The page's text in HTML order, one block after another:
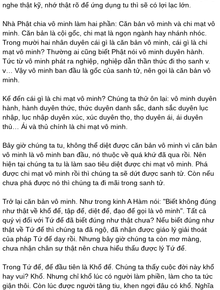
nghe thật kỹ, nhớ thật rõ để ứng dụng tu thì sẽ có lợi lạc lớn.
Nhà Phật chia vô minh làm hai phần: Căn bản vô minh và chi mạt vô
minh. Căn bản là cội gốc, chi mạt là ngọn ngành hay nhánh nhóc.
Trong mười hai nhân duyên cái gì là căn bản vô minh, cái gì là chi
mạt vô minh? Thường ai cũng biết Phật nói vô minh duyên hành.
Tức từ vô minh phát ra nghiệp, nghiệp dẫn thần thức đi thọ sanh v.
v… Vậy vô minh ban đầu là gốc của sanh tử, nên gọi là căn bản vô
minh.
Kế đến cái gì là chi mạt vô minh? Chúng ta thử ôn lại: vô minh duyên
hành, hành duyên thức, thức duyên danh sắc, danh sắc duyên lục
nhập, lục nhập duyên xúc, xúc duyên thọ, thọ duyên ái, ái duyên
thủ… Ái và thủ chính là chi mạt vô minh.
Bây giờ chúng ta tu, không thể diệt được căn bản vô minh vì căn bản
vô minh là vô minh ban đầu, nó thuộc về quá khứ đã qua rồi. Nên
hiện tại chúng ta tu là làm sao tiêu diệt được chi mạt vô minh. Phá
được chi mạt vô minh rồi thì chúng ta sẽ dứt được sanh tử. Còn nếu
chưa phá được nó thì chúng ta đi mãi trong sanh tử.
Trở lại căn bản vô minh. Như trong kinh A Hàm nói: "Biết không đúng
như thật về khổ đế, tập đế, diệt đế, đạo đế gọi là vô minh". Tất cả
quý vị đối với Tứ đế đã biết đúng như thật chưa? Nếu biết đúng như
thật về Tứ đế thì chúng ta đã ngộ, đã nhận được giáo lý giải thoát
của pháp Tứ đế dạy rồi. Nhưng bây giờ chúng ta còn mơ màng,
chưa nhận chân sự thật nên chưa hiểu thấu được lý Tứ đế.
Trong Tứ đế, đế đầu tiên là Khổ đế. Chúng ta thấy cuộc đời này khổ
hay vui? Khổ. Nhưng chỉ khổ lúc có người làm phiền, làm cho ta tức
giận thôi. Còn lúc được người tâng tiu, khen ngợi đâu có khổ. Nghĩa